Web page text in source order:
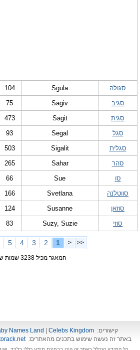
סגולה Sgula
104
סגיב
Sagiv
75
סגית
Sagit
473
סגל
Segal
93
סגלית
Sigalit
503
סהר
Sahar
265
סו
Sue
66
סווטלנה
Svetlana
166
סוזאן
Susanne
124
סוזי
Suzy, Suzie
83
<<
<
1
2
3
4
5
המאגר מכיל 3238 שמות שונים
קישורים: Names Land
Celebs Kingdom
באתר זה נעשה שימוש בתכנים מהאתרים: